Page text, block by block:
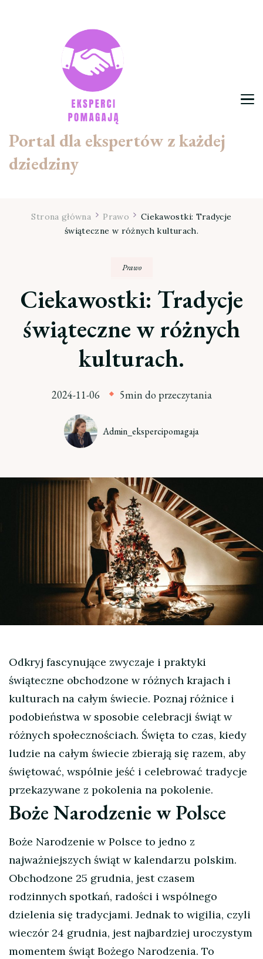
Portal dla ekspertów z każdej
dziedziny
Strona główna Prawo
Ciekawostki: Tradycje
świąteczne w różnych kulturach.
Prawo
Ciekawostki: Tradycje
świąteczne w różnych
kulturach.
2024-11-06 5min do przeczytania
Admin_ekspercipomagaja
Odkryj fascynujące zwyczaje i praktyki
świąteczne obchodzone w różnych krajach i
kulturach na całym świecie. Poznaj różnice i
podobieństwa w sposobie celebracji świąt w
różnych społecznościach. Święta to czas, kiedy
ludzie na całym świecie zbierają się razem, aby
świętować, wspólnie jeść i celebrować tradycje
przekazywane z pokolenia na pokolenie.
Boże Narodzenie w Polsce
Boże Narodzenie w Polsce to jedno z
najważniejszych świąt w kalendarzu polskim.
Obchodzone 25 grudnia, jest czasem
rodzinnych spotkań, radości i wspólnego
dzielenia się tradycjami. Jednak to wigilia, czyli
wieczór 24 grudnia, jest najbardziej uroczystym
momentem świąt Bożego Narodzenia. To